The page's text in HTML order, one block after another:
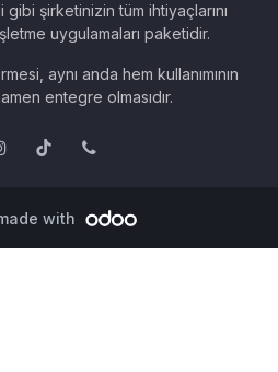
şirketinizin tüm ihtiyaçlarını
uygulamaları paketidir.
aynı anda hem kullanımının
entegre olmasıdır.
with